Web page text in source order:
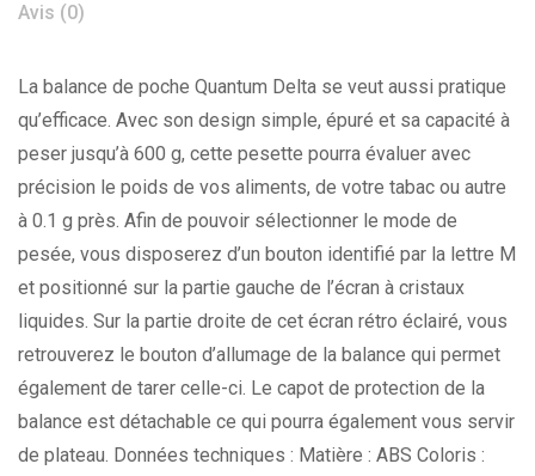
Avis (0)
La balance de poche Quantum Delta se veut aussi pratique
qu’efficace. Avec son design simple, épuré et sa capacité à
peser jusqu’à 600 g, cette pesette pourra évaluer avec
précision le poids de vos aliments, de votre tabac ou autre
à 0.1 g près. Afin de pouvoir sélectionner le mode de
pesée, vous disposerez d’un bouton identifié par la lettre M
et positionné sur la partie gauche de l’écran à cristaux
liquides. Sur la partie droite de cet écran rétro éclairé, vous
retrouverez le bouton d’allumage de la balance qui permet
également de tarer celle-ci. Le capot de protection de la
balance est détachable ce qui pourra également vous servir
de plateau. Données techniques : Matière : ABS Coloris :